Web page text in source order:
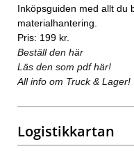
Inköpsguiden med allt du
materialhantering.
Pris: 199 kr.
Beställ den här
Läs den som pdf här!
All info om Truck & Lager!
Logistikkartan